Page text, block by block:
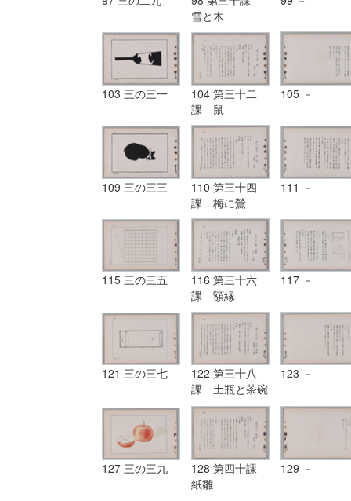
雪と木
103 三の三一
104 第三十二
課 鼠
105 －
109 三の三三
110 第三十四
課 梅に鶯
111 －
115 三の三五
116 第三十六
課 額縁
117 －
121 三の三七
122 第三十八
課 土瓶と茶碗
123 －
127 三の三九
128 第四十課
紙雛
129 －